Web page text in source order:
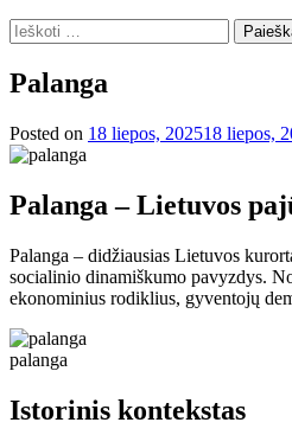
Ieškoti:
Palanga
Posted on 18 liepos, 202518 liepos,
Palanga – Lietuvos
Palanga – didžiausias Lietuvos
socialinio dinamiškumo pavyzdys.
ekonominius rodiklius, gyventojų
palanga
Istorinis kontekstas